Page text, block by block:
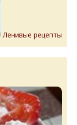
Ленивые рецепты